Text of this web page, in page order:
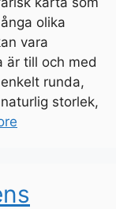
olika
vara
är till och med
runda,
storlek,